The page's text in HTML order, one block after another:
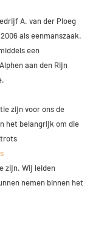
A. van der Ploeg
als eenmanszaak.
een
aan den Rijn
zijn voor ons de
het belangrijk om die
zijn. Wij leiden
nemen binnen het